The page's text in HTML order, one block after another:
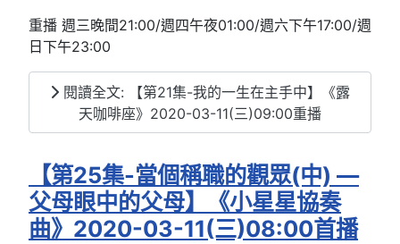
重播 週三晚間21:00/週四午夜01:00/週六下午17:00/週
日下午23:00
閱讀全文: 【第21集-我的一生在主手中】《露
天咖啡座》2020-03-11(三)09:00重播
【第25集-當個稱職的觀眾(中) —
父母眼中的父母】《小星星協奏
曲》2020-03-11(三)08:00首播